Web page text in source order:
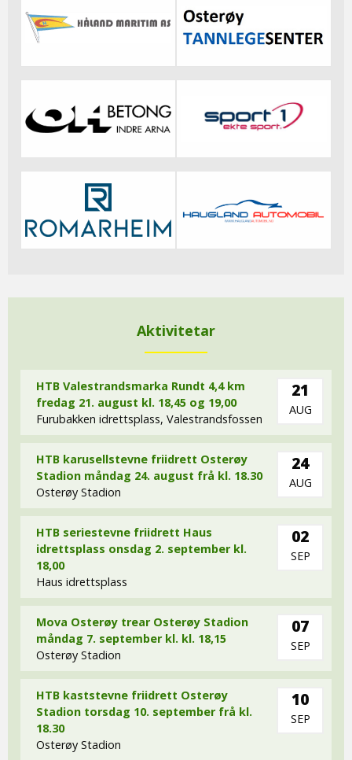
Aktivitetar
HTB Valestrandsmarka Rundt 4,4 km
fredag 21. august kl. 18,45 og 19,00
Furubakken idrettsplass, Valestrandsfossen
21
AUG
HTB karusellstevne friidrett Osterøy
Stadion måndag 24. august frå kl. 18.30
Osterøy Stadion
24
AUG
HTB seriestevne friidrett Haus
idrettsplass onsdag 2. september kl.
18,00
Haus idrettsplass
02
SEP
Mova Osterøy trear Osterøy Stadion
måndag 7. september kl. kl. 18,15
Osterøy Stadion
07
SEP
HTB kaststevne friidrett Osterøy
Stadion torsdag 10. september frå kl.
18.30
Osterøy Stadion
10
SEP